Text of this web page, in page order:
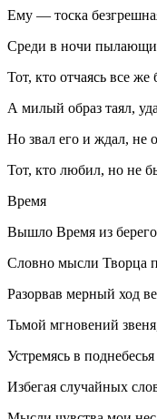
Ему — тоска
Среди в ночи
Тот, кто отчаясь все
А милый образ таял,
Но звал его и ждал, не
Тот, кто любил, но не
Время
Вышло Время из
Словно мысли Творца
Разорвав мерный ход
Тьмой мгновений
Устремясь в
Избегая случайных